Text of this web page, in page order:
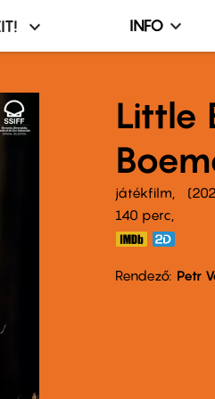
Infó,
menü
INFO
Little
játékfilm
140 perc,
Rendező Petr